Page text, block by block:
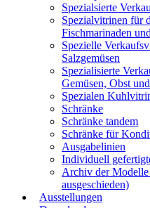
Spezialsierte
Spezialvitrinen für
Fischmarinaden
Spezielle
Salzgemüsen
Spezialisierte
Gemüsen, Obst
Spezialen
Schränke
Schränke tandem
Schränke für
Ausgabelinien
Individuell
Archiv der Modelle
ausgeschieden)
Ausstellungen